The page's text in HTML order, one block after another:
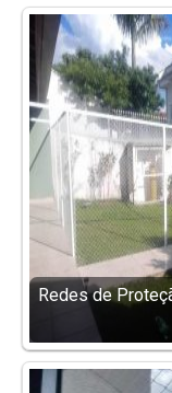
Redes de